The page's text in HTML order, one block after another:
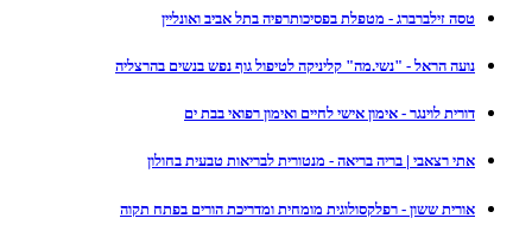
טסה זילברברג - מטפלת בפסיכותרפיה בתל אביב ואונליין
נועה הראל - "נשי.מה" קליניקה לטיפול גוף נפש בנשים בהרצליה
דורית לוינגר - אימון אישי לחיים ואימון רפואי בבת ים
אתי רצאבי | בריה בריאה - מנטורית לבריאות טבעית בחולון
אורית ששון - רפלקסולוגית מומחית ומדריכת הורים בפתח תקוה